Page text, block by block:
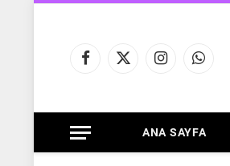
Facebook
X
Instagram
ANA SAYFA